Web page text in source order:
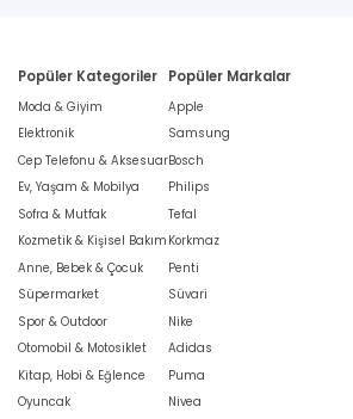
Popüler Kategoriler
Moda & Giyim
Elektronik
Cep Telefonu & Aksesuar
Ev, Yaşam & Mobilya
Sofra & Mutfak
Kozmetik & Kişisel Bakım
Anne, Bebek & Çocuk
Süpermarket
Spor & Outdoor
Otomobil & Motosiklet
Kitap, Hobi & Eğlence
Oyuncak
Popüler Markalar
Apple
Samsung
Bosch
Philips
Tefal
Korkmaz
Penti
Süvari
Nike
Adidas
Puma
Nivea